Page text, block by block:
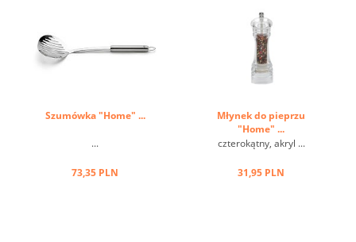
Szumówka "Home" ...
...
73,35 PLN
Młynek do pieprzu
"Home" ...
czterokątny, akryl ...
31,95 PLN